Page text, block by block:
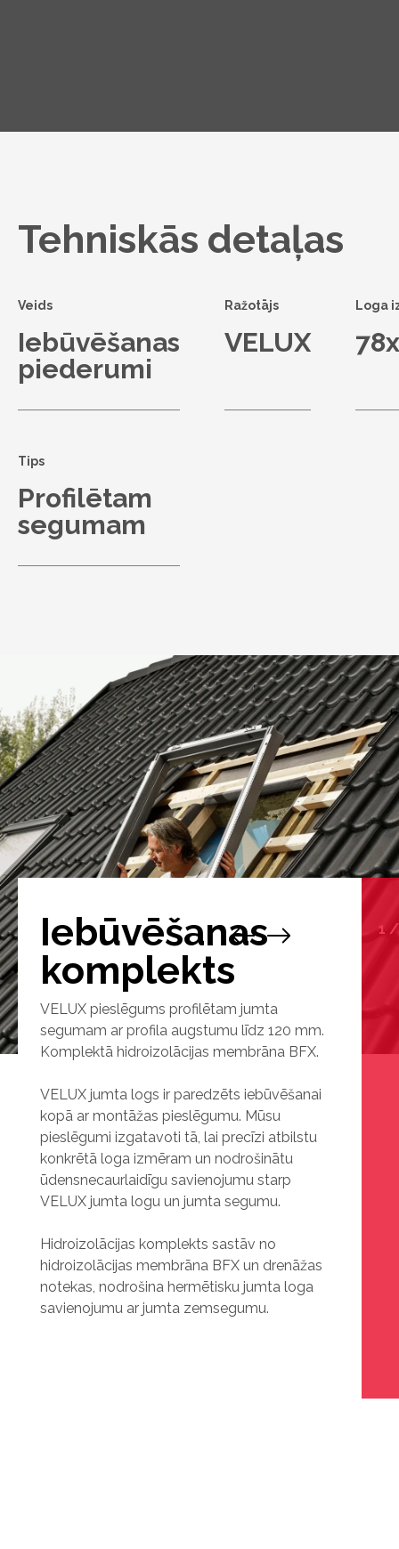
Tehniskās detaļas
Veids
Iebūvēšanas
piederumi
Ražotājs
VELUX
Loga
Tips
Profilētam
segumam
Iebūvēšanas
komplekts
VELUX pieslēgums profilētam jumta
segumam ar profila augstumu līdz 120 mm.
Komplektā hidroizolācijas membrāna BFX.
VELUX jumta logs ir paredzēts iebūvēšanai
kopā ar montāžas pieslēgumu. Mūsu
pieslēgumi izgatavoti tā, lai precīzi atbilstu
konkrētā loga izmēram un nodrošinātu
ūdensnecaurlaidīgu savienojumu starp
VELUX jumta logu un jumta segumu.
Hidroizolācijas komplekts sastāv no
hidroizolācijas membrāna BFX un drenāžas
notekas, nodrošina hermētisku jumta loga
savienojumu ar jumta zemsegumu.
1